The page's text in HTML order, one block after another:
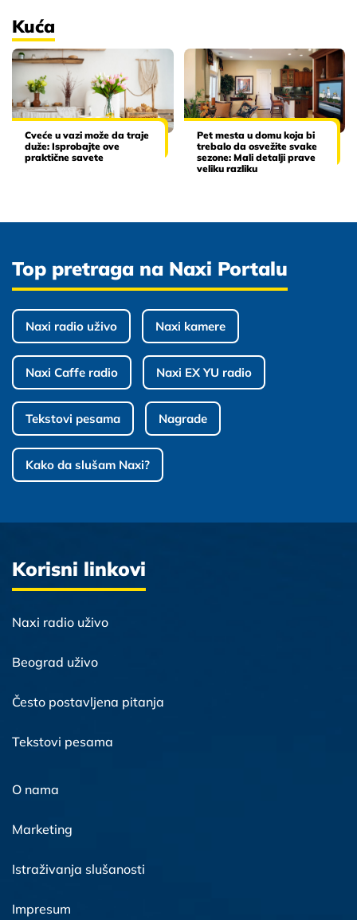
Kuća
Cveće u vazi može da traje
duže: Isprobajte ove
praktične savete
Pet mesta u domu koja bi
trebalo da osvežite svake
sezone: Mali detalji prave
veliku razliku
Top pretraga na Naxi Portalu
Naxi radio uživo Naxi kamere
Naxi Caffe radio Naxi EX YU radio
Tekstovi pesama Nagrade
Kako da slušam Naxi?
Korisni linkovi
Naxi radio uživo
Beograd uživo
Često postavljena pitanja
Tekstovi pesama
O nama
Marketing
Istraživanja slušanosti
Impresum